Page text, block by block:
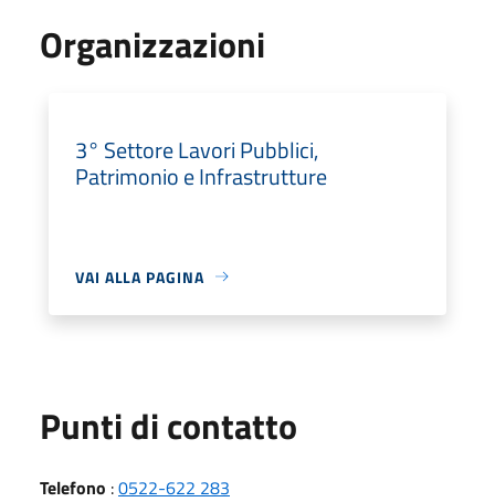
Organizzazioni
3° Settore Lavori Pubblici,
Patrimonio e Infrastrutture
VAI ALLA PAGINA
Punti di contatto
Telefono :0522-622 283